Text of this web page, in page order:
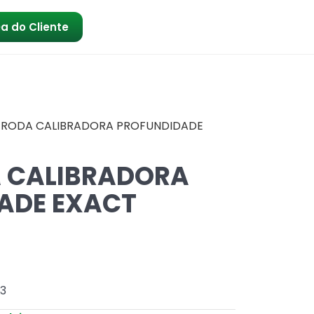
do Cliente
CALIBRADORA PROFUNDIDADE
EXACT